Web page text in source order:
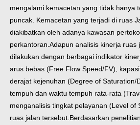
mengalami kemacetan yang tidak hanya
puncak. Kemacetan yang terjadi di ruas
diakibatkan oleh adanya kawasan
perkantoran. Adapun analisis kinerja ruas
dilakukan dengan berbagai indikator
arus bebas (Free Flow Speed/FV),
derajat kejenuhan (Degree of Saturation/
tempuh dan waktu tempuh rata-rata
menganalisis tingkat pelayanan (Level of
ruas jalan tersebut. Berdasarkan